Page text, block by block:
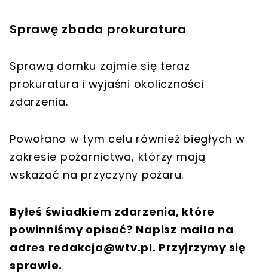
Sprawę zbada prokuratura
Sprawą domku zajmie się teraz
prokuratura i wyjaśni okoliczności
zdarzenia.
Powołano w tym celu również biegłych w
zakresie pożarnictwa, którzy mają
wskazać na przyczyny pożaru.
Byłeś świadkiem zdarzenia, które
powinniśmy opisać? Napisz maila na
adres redakcja@wtv.pl. Przyjrzymy się
sprawie.